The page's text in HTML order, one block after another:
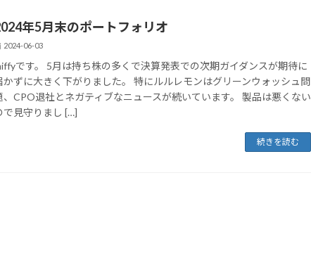
年5月末のポートフォリオ
2024-06-03
です。 5月は持ち株の多くで決算発表での次期ガイダンスが期待に
かずに大きく下がりました。 特にルルレモンはグリーンウォッシュ問
、CPO退社とネガティブなニュースが続いています。 製品は悪くない
で見守りまし […]
続きを読む